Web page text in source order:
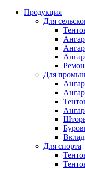
Продукция
Для
Для
Для спорта